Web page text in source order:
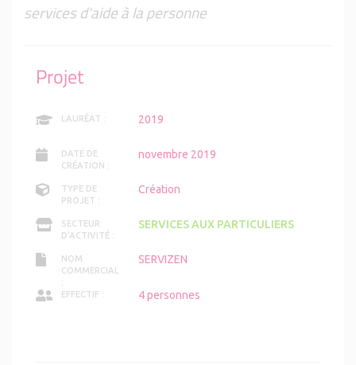
services d'aide à la personne
Projet
LAURÉAT : 2019
DATE DE
CRÉATION :
novembre 2019
TYPE DE
PROJET :
Création
SECTEUR
D'ACTIVITÉ :
SERVICES AUX PARTICULIERS
NOM
COMMERCIAL
:
SERVIZEN
EFFECTIF : 4 personnes